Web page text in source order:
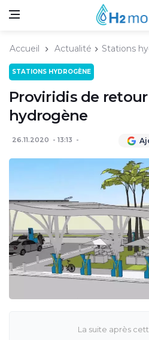
Accueil Actualité Stations
STATIONS HYDROGÈNE
Proviridis de
hydrogène
26.11.2020 13:13